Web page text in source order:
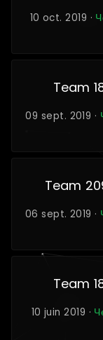
10 oct. 2019 ·
Team
09 sept. 2019 ·
Team
06 sept. 2019 ·
Team
10 juin 2019 ·